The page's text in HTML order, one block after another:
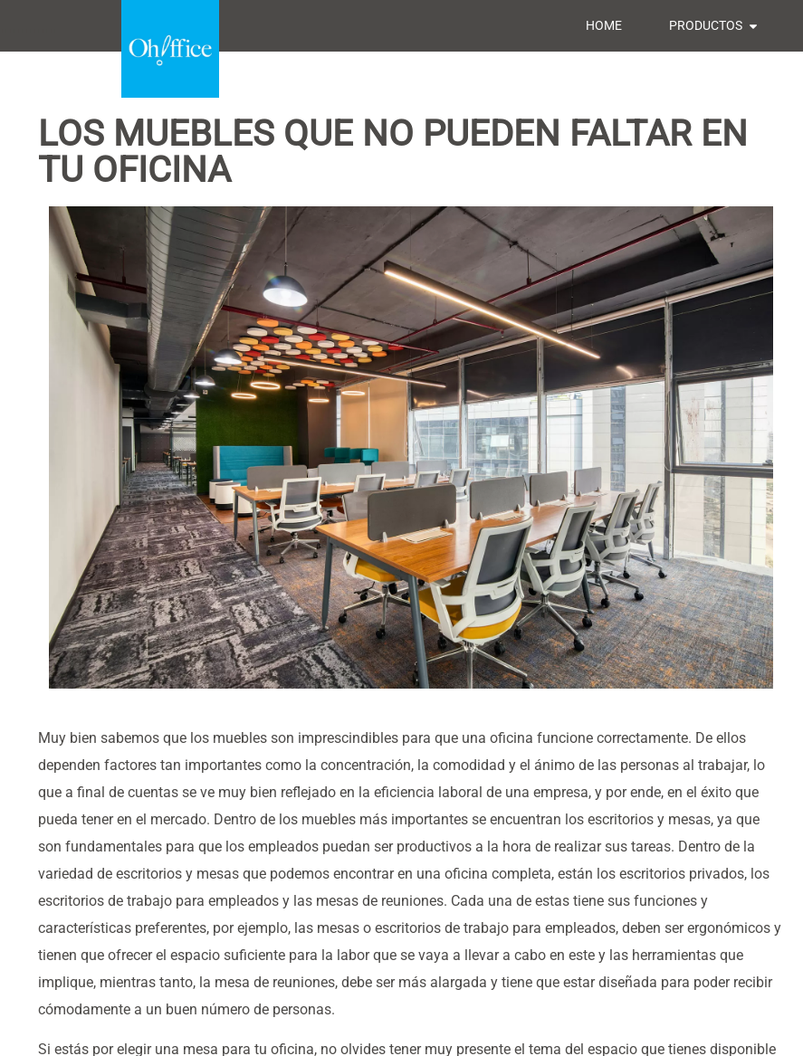
HOME PRODUCTOS
LOS MUEBLES QUE NO PUEDEN FALTAR EN
TU OFICINA
Muy bien sabemos que los muebles son imprescindibles para que una oficina funcione correctamente. De ellos
dependen factores tan importantes como la concentración, la comodidad y el ánimo de las personas al trabajar, lo
que a final de cuentas se ve muy bien reflejado en la eficiencia laboral de una empresa, y por ende, en el éxito que
pueda tener en el mercado. Dentro de los muebles más importantes se encuentran los escritorios y mesas, ya que
son fundamentales para que los empleados puedan ser productivos a la hora de realizar sus tareas. Dentro de la
variedad de escritorios y mesas que podemos encontrar en una oficina completa, están los escritorios privados, los
escritorios de trabajo para empleados y las mesas de reuniones. Cada una de estas tiene sus funciones y
características preferentes, por ejemplo, las mesas o escritorios de trabajo para empleados, deben ser ergonómicos y
tienen que ofrecer el espacio suficiente para la labor que se vaya a llevar a cabo en este y las herramientas que
implique, mientras tanto, la mesa de reuniones, debe ser más alargada y tiene que estar diseñada para poder recibir
cómodamente a un buen número de personas.
Si estás por elegir una mesa para tu oficina, no olvides tener muy presente el tema del espacio que tienes disponible